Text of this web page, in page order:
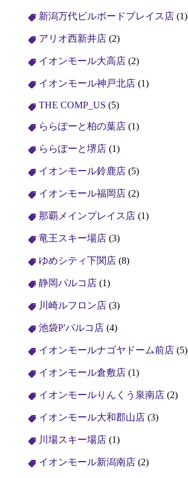
新潟万代ビルボードプレイス店 (1)
アリオ西新井店 (2)
イオンモール大高店 (2)
イオンモール神戸北店 (1)
THE COMP_US (5)
ららぽーと柏の葉店 (1)
ららぽーと堺店 (1)
イオンモール鈴鹿店 (5)
イオンモール福岡店 (2)
那覇メインプレイス店 (1)
竜王スキー場店 (3)
ゆめシティ下関店 (8)
静岡パルコ店 (1)
川崎ルフロン店 (3)
池袋P'パルコ店 (4)
イオンモールナゴヤドーム前店 (5)
イオンモール倉敷店 (1)
イオンモールりんくう泉南店 (2)
イオンモール大和郡山店 (3)
川場スキー場店 (1)
イオンモール新潟南店 (2)